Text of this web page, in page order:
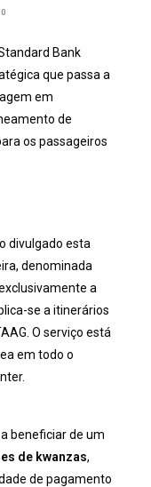
Bank
que passa a
em
de
os passageiros
divulgado esta
denominada
a
se a itinerários
O serviço está
em todo o
beneficiar de um
de kwanzas,
de pagamento